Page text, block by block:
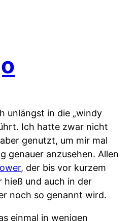
unlängst in die „windy
Ich hatte zwar nicht
genutzt, um mir mal
genauer anzusehen. Allen
, der bis vor kurzem
hieß und auch in der
noch so genannt wird.
einmal in wenigen